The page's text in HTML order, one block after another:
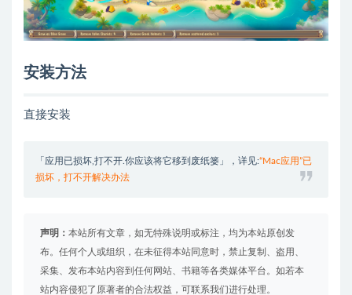
安装方法
直接安装
「应用已损坏,打不开.你应该将它移到废纸篓」，详见:“Mac应用”已
损坏，打不开解决办法
声明： 本站所有文章，如无特殊说明或标注，均为本站原创发
布。任何个人或组织，在未征得本站同意时，禁止复制、盗用、
采集、发布本站内容到任何网站、书籍等各类媒体平台。如若本
站内容侵犯了原著者的合法权益，可联系我们进行处理。